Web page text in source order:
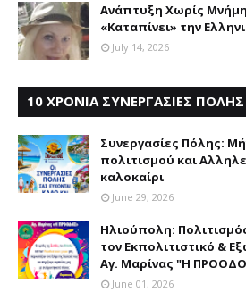
Aνάπτυξη Xωρίς
«Καταπίνει» την
July 14, 2026
10 ΧΡΟΝΙΑ ΣΥΝΕΡΓΑΣΙΕΣ ΠΟΛΗΣ
Συνεργασίες Πόλης:
πολιτισμού και
καλοκαίρι
June 29, 2026
Ηλιούπολη:
τον Εκπολιτιστικό &
Αγ. Μαρίνας "Η
June 01, 2026